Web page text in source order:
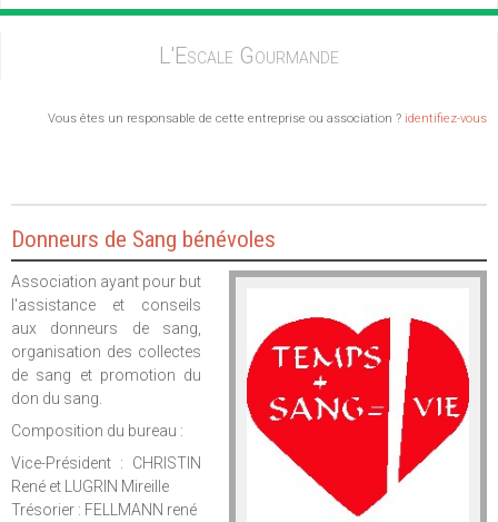
L'Escale Gourmande
Vous êtes un responsable de cette entreprise ou association ? identifiez-vous
Donneurs de Sang bénévoles
Association ayant pour but
l'assistance et conseils
aux donneurs de sang,
organisation des collectes
de sang et promotion du
don du sang.
Composition du bureau :
Vice-Président : CHRISTIN
René et LUGRIN Mireille
Trésorier : FELLMANN rené